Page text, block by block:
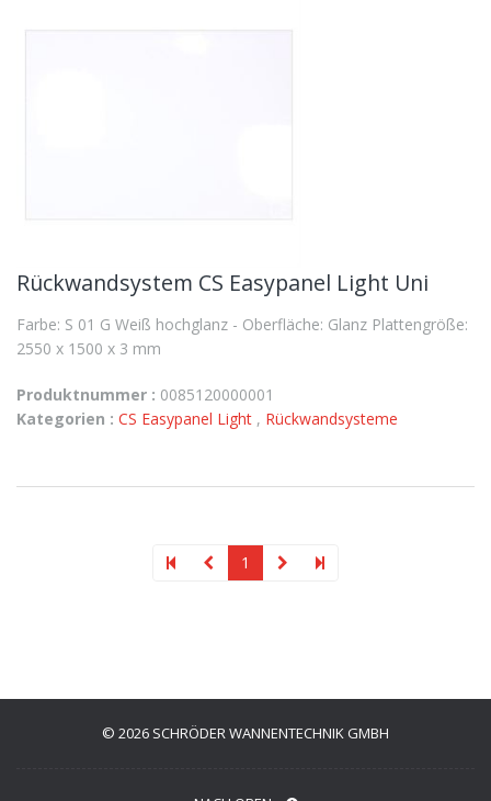
Rückwandsystem CS Easypanel Light Uni
Farbe: S 01 G Weiß hochglanz - Oberfläche: Glanz Plattengröße:
2550 x 1500 x 3 mm
Produktnummer : 0085120000001
Kategorien : CS Easypanel Light , Rückwandsysteme
1
© 2026 SCHRÖDER WANNENTECHNIK GMBH